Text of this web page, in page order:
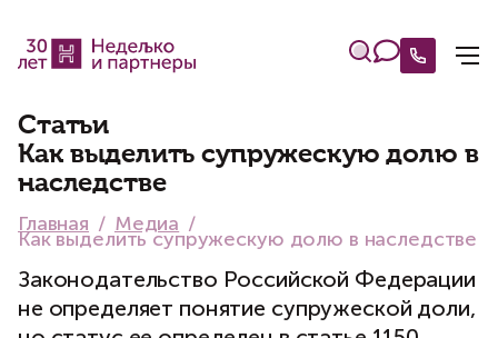
Статьи
Как выделить супружескую долю в
наследстве
Главная Медиа
Как выделить супружескую долю в наследстве
Законодательство Российской Федерации
не определяет понятие супружеской доли,